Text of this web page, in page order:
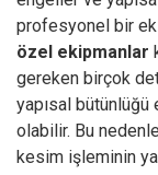
profesyonel bir
özel ekipmanlar
gereken birçok
yapısal
olabilir. Bu
kesim işleminin